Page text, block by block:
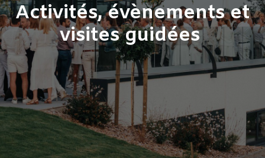
Activités, évènements et
visites guidées